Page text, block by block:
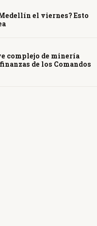
el viernes? Esto
complejo de minería
de los Comandos